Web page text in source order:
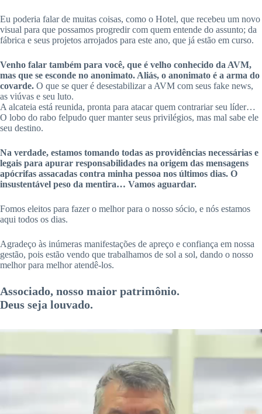
Eu poderia falar de muitas coisas, como o Hotel, que recebeu um novo
visual para que possamos progredir com quem entende do assunto; da
fábrica e seus projetos arrojados para este ano, que já estão em curso.
Venho falar também para você, que é velho conhecido da AVM,
mas que se esconde no anonimato. Aliás, o anonimato é a arma do
covarde. O que se quer é desestabilizar a AVM com seus fake news,
as viúvas e seu luto.
A alcateia está reunida, pronta para atacar quem contrariar seu líder…
O lobo do rabo felpudo quer manter seus privilégios, mas mal sabe ele
seu destino.
Na verdade, estamos tomando todas as providências necessárias e
legais para apurar responsabilidades na origem das mensagens
apócrifas assacadas contra minha pessoa nos últimos dias. O
insustentável peso da mentira… Vamos aguardar.
Fomos eleitos para fazer o melhor para o nosso sócio, e nós estamos
aqui todos os dias.
Agradeço às inúmeras manifestações de apreço e confiança em nossa
gestão, pois estão vendo que trabalhamos de sol a sol, dando o nosso
melhor para melhor atendê-los.
Associado, nosso maior patrimônio.
Deus seja louvado.